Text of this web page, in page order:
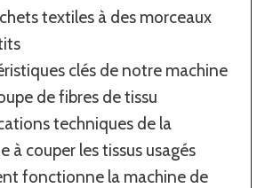
textiles à des morceaux
clés de notre machine
de fibres de tissu
techniques de la
à couper les tissus usagés
fonctionne la machine de